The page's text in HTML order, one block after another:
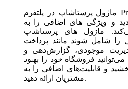
ماژول‌ پرستاشاپ در پلتفرم PrestaShop به ابزارهایی گفته
و ویژگی های اضافی را به
ماژول های پرستاشاپ
را شامل شوند مانند پرداخت
موجودی، گزارش‌دهی و
می‌توانید فروشگاه خود را بهبود
و قابلیت‌های اضافی را به
مشتریان ارائه دهید.